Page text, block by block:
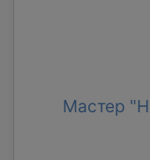
Мастер